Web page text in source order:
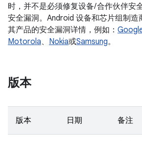
时，并不是必须修复设备/ 合作伙伴安
安全漏洞。Android 设备和芯片组制造
其产品的安全漏洞详情，例如：
Motorola、 Nokia或Samsung。
版本
版本 日期 备注